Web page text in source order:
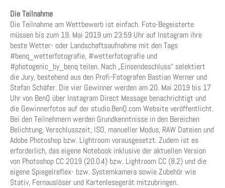
Die Teilnahme
Die Teilnahme am Wettbewerb ist einfach. Foto-Begeisterte
müssen bis zum 19. Mai 2019 um 23:59 Uhr auf Instagram ihre
beste Wetter- oder Landschaftsaufnahme mit den Tags
#benq_wetterfotografie, #wetterfotografie und
#photogenic_by_benq teilen. Nach „Einsendeschluss“ selektiert
die Jury, bestehend aus den Profi-Fotografen Bastian Werner und
Stefan Schäfer. Die vier Gewinner werden am 20. Mai 2019 bis 17
Uhr von BenQ über Instagram Direct Message benachrichtigt und
die Gewinnerfotos auf der studio.BenQ.com Website veröffentlicht.
Bei den Teilnehmern werden Grundkenntnisse in den Bereichen
Belichtung, Verschlusszeit, ISO, manueller Modus, RAW Dateien und
Adobe Photoshop bzw. Lightroom vorausgesetzt. Zudem ist es
erforderlich, das eigene Notebook inklusive der aktuellen Version
von Photoshop CC 2019 (20.0.4) bzw. Lightroom CC (8.2) und die
eigene Spiegelreflex- bzw. Systemkamera sowie Zubehör wie
Stativ, Fernauslöser und Kartenlesegerät mitzubringen.